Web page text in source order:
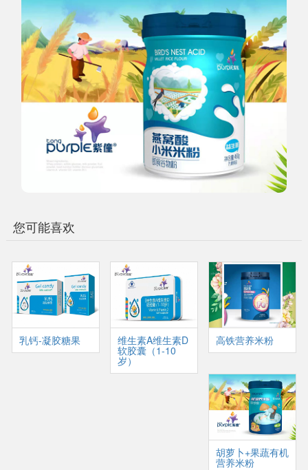
您可能喜欢
乳钙-凝胶糖果 维生素A维生素D
软胶囊（1-10
岁）
高铁营养米粉
胡萝卜+果蔬有机
营养米粉